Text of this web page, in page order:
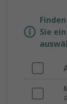
Sie